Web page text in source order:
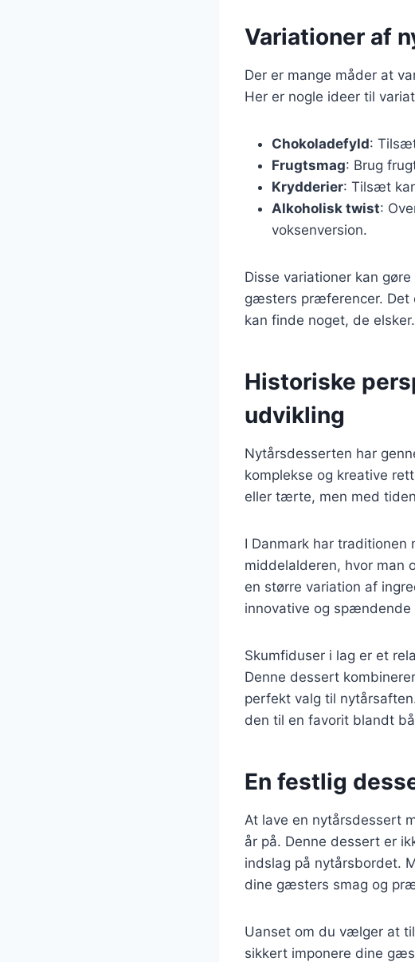
Variationer af
Der er mange måder at
Her er nogle ideer til
Chokoladefyld:
Frugtsmag: Brug
Krydderier: Tilsæt
Alkoholisk twist:
voksenversion.
Disse variationer kan
gæsters præferencer. Det
kan finde noget, de elsker.
Historiske
udvikling
Nytårsdesserten har
komplekse og kreative
eller tærte, men med
I Danmark har
middelalderen, hvor man
en større variation af
innovative og spændende
Skumfiduser i lag er et
Denne dessert
perfekt valg til
den til en favorit blandt
En festlig
At lave en nytårsdessert
år på. Denne dessert er
indslag på nytårsbordet.
dine gæsters smag og
Uanset om du vælger at
sikkert imponere dine